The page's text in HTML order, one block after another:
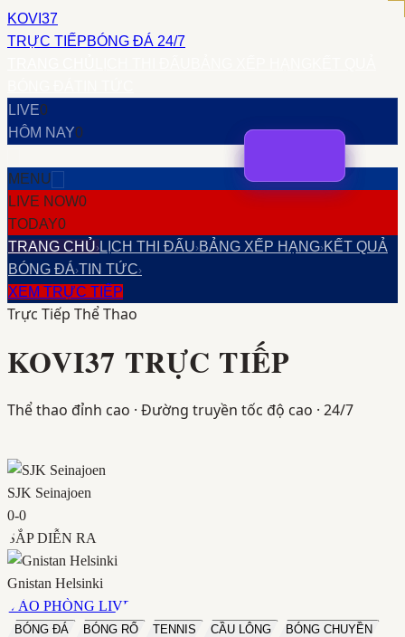
KOVI37
TRỰC TIẾPBÓNG ĐÁ 24/7
LIVE0
HÔM NAY0
MENU
LIVE NOW0
TODAY0
TRANG CHỦ› LỊCH THI ĐẤU›BẢNG XẾP HẠNG›KẾT QUẢ
BÓNG ĐÁ›TIN TỨC›
XEM TRỰC TIẾP
Trực Tiếp Thể Thao
KOVI37 TRỰC TIẾP
Thể thao đỉnh cao · Đường truyền tốc độ cao · 24/7
SJK Seinajoen
0-0
SẮP DIỄN RA
Gnistan Helsinki
VÀO PHÒNG LIVE
BÓNG ĐÁ BÓNG RỔ TENNIS CẦU LÔNG
BÓNG CHUYỀN